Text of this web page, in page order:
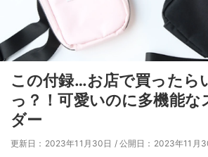
この付録…お店で買ったら
っ？！可愛いのに多機能
ダー
更新日：2023年11月30日 / 公開日：2023年11月